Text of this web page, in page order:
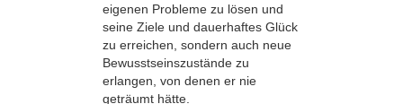
eigenen Probleme zu lösen und
seine Ziele und dauerhaftes Glück
zu erreichen, sondern auch neue
Bewusstseinszustände zu
erlangen, von denen er nie
geträumt hätte.